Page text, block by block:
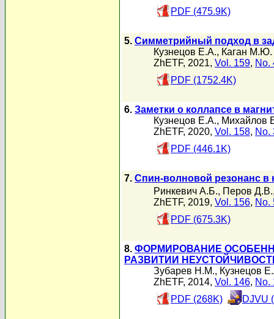
PDF (475.9K)
5. Симметрийный подход в
Кузнецов Е.А., Каган М.Ю.
ZhETF, 2021, Vol. 159, No.
PDF (1752.4K)
6. Заметки о коллапсе в
Кузнецов Е.А., Михайлов
ZhETF, 2020, Vol. 158, No.
PDF (446.1K)
7. Спин-волновой резонанс в
Ринкевич А.Б., Перов Д.В.
ZhETF, 2019, Vol. 156, No.
PDF (675.3K)
8. ФОРМИРОВАНИЕ
РАЗВИТИИ
Зубарев Н.М., Кузнецов
ZhETF, 2014, Vol. 146, No.
PDF (268K)
DJVU